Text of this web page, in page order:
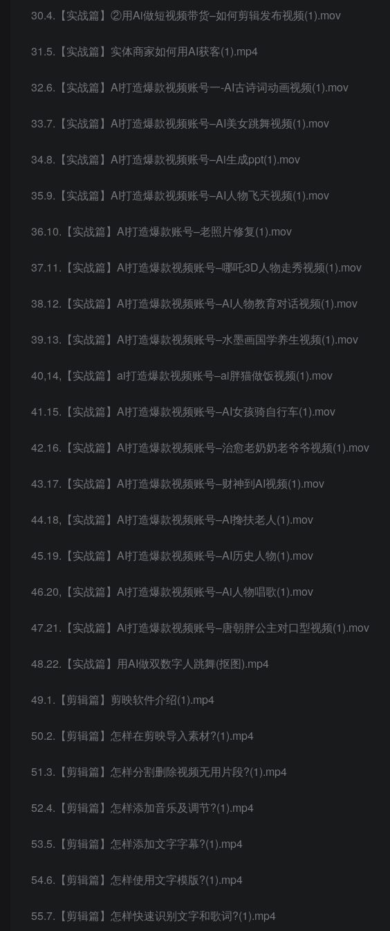
30.4.【实战篇】②用Ai做短视频带货–如何剪辑发布视频(1).mov
31.5.【实战篇】实体商家如何用AI获客(1).mp4
32.6.【实战篇】AI打造爆款视频账号一-AI古诗词动画视频(1).mov
33.7.【实战篇】AI打造爆款视频账号–AI美女跳舞视频(1).mov
34.8.【实战篇】AI打造爆款视频账号–Ai生成ppt(1).mov
35.9.【实战篇】AI打造爆款视频账号–AI人物飞天视频(1).mov
36.10.【实战篇】AI打造爆款账号–老照片修复(1).mov
37.11.【实战篇】AI打造爆款视频账号–哪吒3D人物走秀视频(1).mov
38.12.【实战篇】AI打造爆款视频账号–AI人物教育对话视频(1).mov
39.13.【实战篇】AI打造爆款视频账号–水墨画国学养生视频(1).mov
40,14,【实战篇】ai打造爆款视频账号–ai胖猫做饭视频(1).mov
41.15.【实战篇】AI打造爆款视频账号–AI女孩骑自行车(1).mov
42.16.【实战篇】AI打造爆款视频账号–治愈老奶奶老爷爷视频(1).mov
43.17.【实战篇】AI打造爆款视频账号–财神到AI视频(1).mov
44.18,【实战篇】AI打造爆款视频账号–AI搀扶老人(1).mov
45.19.【实战篇】AI打造爆款视频账号–AI历史人物(1).mov
46.20,【实战篇】Ai打造爆款视频账号–Ai人物唱歌(1).mov
47.21.【实战篇】Ai打造爆款视频账号–唐朝胖公主对口型视频(1).mov
48.22.【实战篇】用AI做双数字人跳舞(抠图).mp4
49.1.【剪辑篇】剪映软件介绍(1).mp4
50.2.【剪辑篇】怎样在剪映导入素材?(1).mp4
51.3.【剪辑篇】怎样分割删除视频无用片段?(1).mp4
52.4.【剪辑篇】怎样添加音乐及调节?(1).mp4
53.5.【剪辑篇】怎样添加文字字幕?(1).mp4
54.6.【剪辑篇】怎样使用文字模版?(1).mp4
55.7.【剪辑篇】怎样快速识别文字和歌词?(1).mp4